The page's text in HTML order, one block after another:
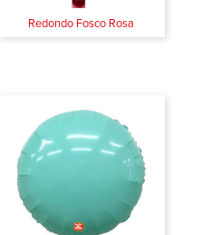
Redondo Fosco Rosa